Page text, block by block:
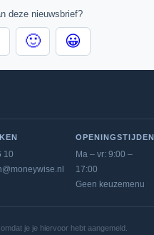
deze nieuwsbrief?
🙂 😀
10
OPENINGSTIJDEN
Ma – vr: 9:00 –
17:00
Geen keuzemenu
je je hiervoor hebt aangemeld.